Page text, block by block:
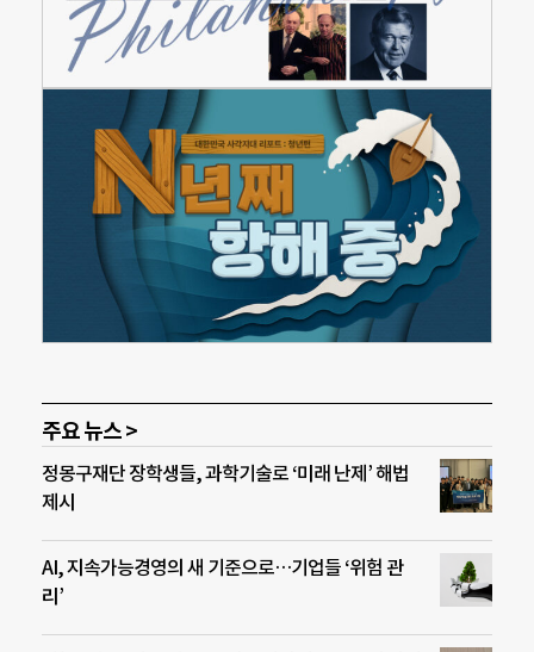
주요 뉴스 >
정몽구재단 장학생들, 과학기술로 ‘미래 난제’ 해법
제시
AI, 지속가능경영의 새 기준으로…기업들 ‘위험 관
리’